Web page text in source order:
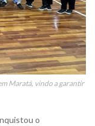
Maratá, vindo a garantir
o